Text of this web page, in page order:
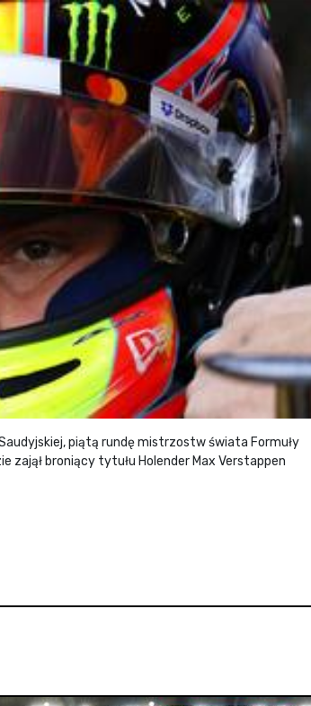
piątą rundę mistrzostw świata Formuły
zajął broniący tytułu Holender Max Verstappen